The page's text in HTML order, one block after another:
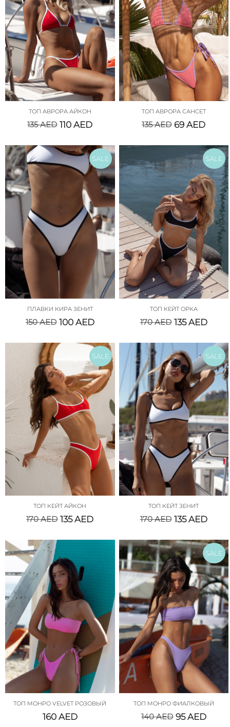
ТОП АВРОРА АЙКОН
135AED 110AED
ТОП АВРОРА САНСЕТ
135AED 69AED
SALE
ПЛАВКИ КИРА ЗЕНИТ
150AED 100 AED
SALE
ТОП КЕЙТ ОРКА
170AED 135AED
SALE
ТОП КЕЙТ АЙКОН
170AED 135AED
SALE
ТОП КЕЙТ ЗЕНИТ
170AED 135AED
ТОП МОНРО VELVET РОЗОВЫЙ
160 AED
SALE
ТОП МОНРО ФИАЛКОВЫЙ
140AED 95AED